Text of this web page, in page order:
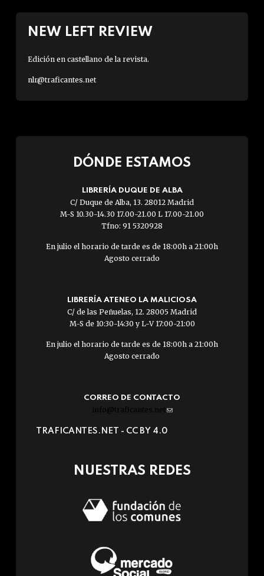
NEW LEFT REVIEW
Edición en castellano de la revista.
nlr@traficantes.net
DÓNDE ESTAMOS
LIBRERÍA DUQUE DE ALBA
C/ Duque de Alba, 13. 28012 Madrid
M-S 10.30-14.30 17.00-21.00 L 17.00-21.00
Tfno: 91 5320928
En julio el horario de tarde es de 18:00h a 21:00h
Agosto cerrado
LIBRERÍA ATENEO LA MALICIOSA
C/ de las Peñuelas, 12. 28005 Madrid
M-S de 10:30-14:30 y L-V 17:00-21:00
En julio el horario de tarde es de 18:00h a 21:00h
Agosto cerrado
CORREO DE CONTACTO
info@traficantes.net (link
e-
TRAFICANTES.NET - CC BY 4.0
NUESTRAS REDES